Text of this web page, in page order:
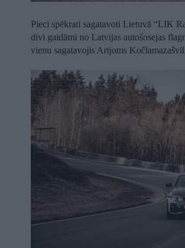
Pieci spēkrati sagatavoti Lietuvā “LIK
divi gaidāmi no Latvijas autošosejas
vienu sagatavojis Artjoms